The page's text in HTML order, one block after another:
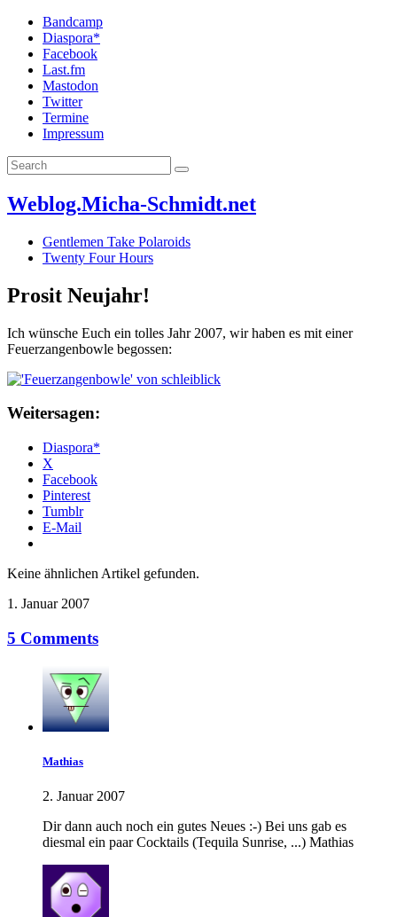
Bandcamp
Diaspora*
Facebook
Last.fm
Mastodon
Twitter
Termine
Impressum
Weblog.Micha-Schmidt.net
Gentlemen Take Polaroids
Twenty Four Hours
Prosit Neujahr!
Ich wünsche Euch ein tolles Jahr 2007, wir haben es mit einer
Feuerzangenbowle begossen:
Weitersagen:
Diaspora*
X
Facebook
Pinterest
Tumblr
E-Mail
Keine ähnlichen Artikel gefunden.
1. Januar 2007
5 Comments
Mathias
2. Januar 2007
Dir dann auch noch ein gutes Neues :-) Bei uns gab es
diesmal ein paar Cocktails (Tequila Sunrise, ...) Mathias